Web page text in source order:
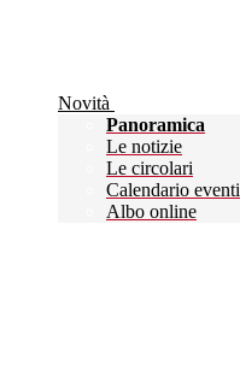
Novità
Panoramica
Le notizie
Le circolari
Calendario eventi
Albo online